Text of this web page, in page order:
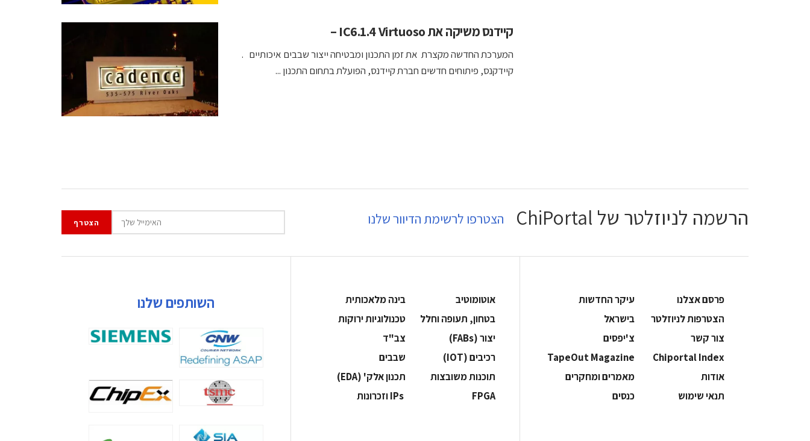
קיידנס משיקה את IC6.1.4 Virtuoso –
המערכת החדשה מקצרת את זמן התכנון ומבטיחה ייצור שבבים איכותיים .
קיידקנס, פיתוחים חדשים חברת קיידנס, הפועלת בתחום התכנון ...
הרשמה לניוזלטר של ChiPortal הצטרפו לרשימת הדיוור שלנו
פרסם אצלנו
עיקר החדשות
הצטרפות לניוזלטר
בישראל
צור קשר
צ'יפסים
Chiportal Index
TapeOut Magazine
אודות
מאמרים ומחקרים
תנאי שימוש
כנסים
אוטומוטיב
בינה מלאכותית
בטחון, תעופה וחלל
‫טכנולוגיות ירוקות‬
‫יצור (‪(FABs‬‬
‫צב"ד‬
‫רכיבים‬ (IOT)
‫שבבים‬
‫תוכנות משובצות‬
‫תכנון אלק' (‪(EDA‬‬
‫‪FPGA‬‬
‫ ‪וזכרונות IPs‬‬
השותפים שלנו